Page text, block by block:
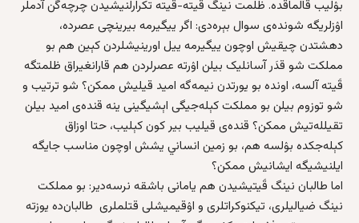
بۉلیب قالماقده. ظلمت نینگ قیته-قیته‌ تکرارلنیشیدن چرچه‌گن آدملر
اۉزلریگه شونده‌ی سوال بېره‌دی: اگر ییگیرمه بیرینچی عصرده،
دهشتدن چیقیش اوچون ییگیرمه‌ ییل اورینیشلردن کېین هم بو
مملکت شو قدَر آسانلیک بیلن اۉرته‌ عصرلردن هم قارانغیراق ظلمتگه
قَیته آلسه، اونده بو یورتدن نیمه‌گه‌ امید قیلیش ممکن؟ شو ترتیب و
شو توزوم بیلن بو مملکت کېله‌جیگی اېشیگینی ینه‌ قنده‌ی امید بیلن
تقیلله‌تیش ممکن؟ قنده‌ی قیلیب بیر کون کېلیب، حتا اوزاق
کېله‌جکده بۉلسه هم، بو زمین انساني یشش اوچون مناسب جایگه
ایلنیشیگه ایشانیش ممکن؟
اما طالبان نینگ قَیتیشیدن هم یامانی باشقه‌ نرسه‌دیر: بو مملکت
نینگ ضیالیلری، تیکنوکرا‌تلری و اۉقیمیشلی قتلملری طالبان‌ده یوزته